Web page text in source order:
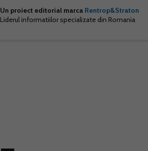
Un proiect editorial marca Rentrop&Straton
Liderul informatiilor specializate din Romania